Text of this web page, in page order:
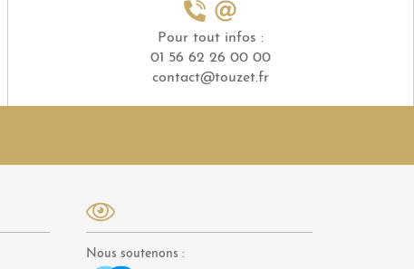
Pour tout infos :
01 56 62 26 00 00
contact@touzet.fr
Nous soutenons :